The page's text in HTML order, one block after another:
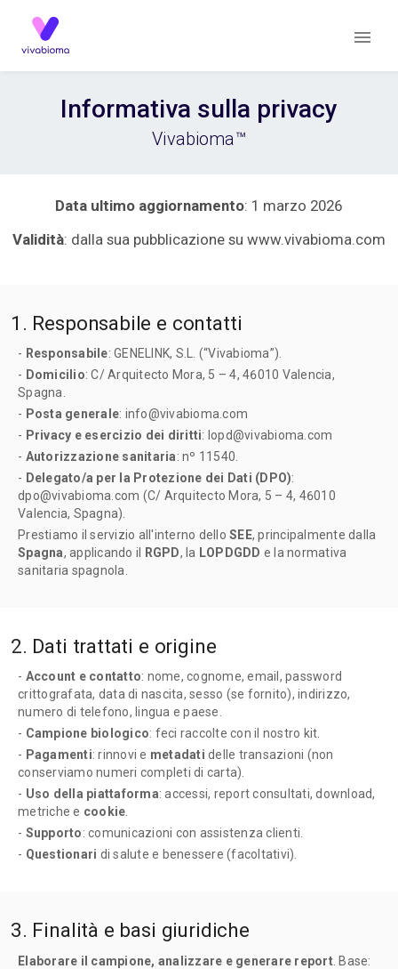
Informativa sulla privacy
Vivabioma™
Data ultimo aggiornamento: 1 marzo 2026
Validità: dalla sua pubblicazione su www.vivabioma.com
1. Responsabile e contatti
- Responsabile: GENELINK, S.L. (“Vivabioma”).
- Domicilio: C/ Arquitecto Mora, 5 – 4, 46010 Valencia,
Spagna.
- Posta generale: info@vivabioma.com
- Privacy e esercizio dei diritti: lopd@vivabioma.com
- Autorizzazione sanitaria: nº 11540.
- Delegato/a per la Protezione dei Dati (DPO):
dpo@vivabioma.com (C/ Arquitecto Mora, 5 – 4, 46010
Valencia, Spagna).
Prestiamo il servizio all'interno dello SEE, principalmente dalla
Spagna, applicando il RGPD, la LOPDGDD e la normativa
sanitaria spagnola.
2. Dati trattati e origine
- Account e contatto: nome, cognome, email, password
crittografata, data di nascita, sesso (se fornito), indirizzo,
numero di telefono, lingua e paese.
- Campione biologico: feci raccolte con il nostro kit.
- Pagamenti: rinnovi e metadati delle transazioni (non
conserviamo numeri completi di carta).
- Uso della piattaforma: accessi, report consultati, download,
metriche e cookie.
- Supporto: comunicazioni con assistenza clienti.
- Questionari di salute e benessere (facoltativi).
3. Finalità e basi giuridiche
Elaborare il campione, analizzare e generare report. Base: